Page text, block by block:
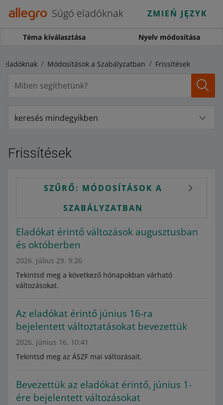
Súgó eladóknak ZMIEŃ JĘZYK
Téma kiválasztása Nyelv módosítása
eladóknak Módosítások a Szabályzatban Frissítések
keresés mindegyikben
Frissítések
SZŰRŐ: MÓDOSÍTÁSOK A
SZABÁLYZATBAN
Eladókat érintő változások augusztusban
és októberben
2026. július 29. 9:26
Tekintsd meg a következő hónapokban várható
változásokat.
Az eladókat érintő június 16-ra
bejelentett változtatásokat bevezettük
2026. június 16. 10:41
Tekintsd meg az ÁSZF mai változásait.
Bevezettük az eladókat érintő, június 1-
ére bejelentett változásokat